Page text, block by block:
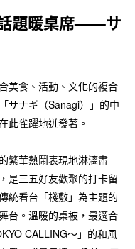
題暖桌席——サ
美食、活動、文化的複合
サナギ（Sanagi）」的中
此雀躍地迸發著。
繁華熱鬧表現地淋漓盡
是三五好友歡聚的打卡留
統看台「棧敷」為主題的
台。溫暖的桌被，最適合
CALLING～」的和風